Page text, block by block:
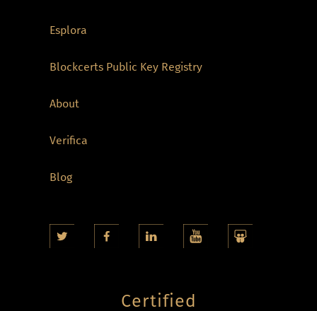
Esplora
Blockcerts Public Key Registry
About
Verifica
Blog
Certified